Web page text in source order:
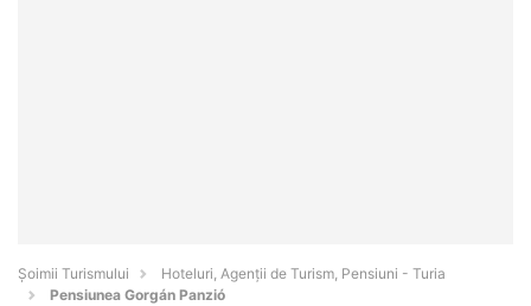
Șoimii Turismului
Hoteluri, Agenții de Turism, Pensiuni - Turia
Pensiunea Gorgán Panzió